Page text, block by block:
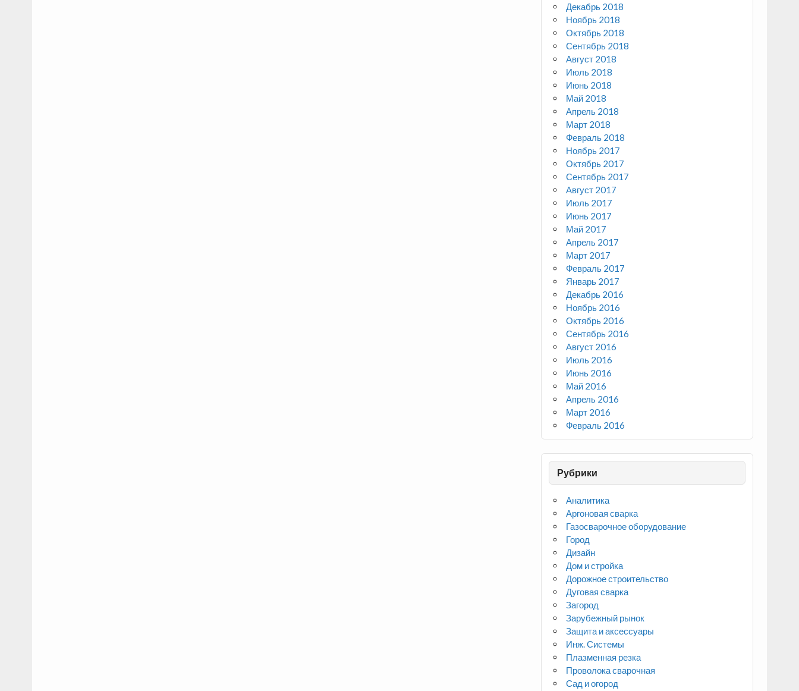
Декабрь 2018
Ноябрь 2018
Октябрь 2018
Сентябрь 2018
Август 2018
Июль 2018
Июнь 2018
Май 2018
Апрель 2018
Март 2018
Февраль 2018
Ноябрь 2017
Октябрь 2017
Сентябрь 2017
Август 2017
Июль 2017
Июнь 2017
Май 2017
Апрель 2017
Март 2017
Февраль 2017
Январь 2017
Декабрь 2016
Ноябрь 2016
Октябрь 2016
Сентябрь 2016
Август 2016
Июль 2016
Июнь 2016
Май 2016
Апрель 2016
Март 2016
Февраль 2016
Рубрики
Аналитика
Аргоновая сварка
Газосварочное оборудование
Город
Дизайн
Дом и стройка
Дорожное строительство
Дуговая сварка
Загород
Зарубежный рынок
Защита и аксессуары
Инж. Системы
Плазменная резка
Проволока сварочная
Сад и огород